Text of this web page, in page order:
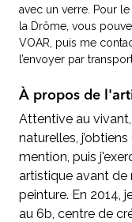
avec un verre. Pour
la Drôme, vous
VOAR, puis me
l’envoyer par
À propos de
Attentive au
naturelles,
mention, puis
artistique avant de
peinture. En 2014,
au 6b, centre de